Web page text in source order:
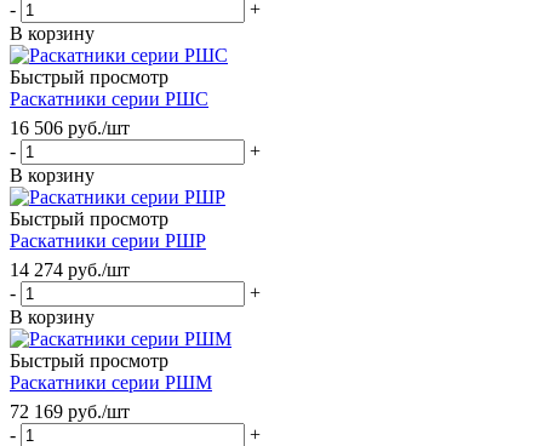
-
+
В корзину
Быстрый просмотр
Раскатники серии РШС
16 506 руб./шт
-
+
В корзину
Быстрый просмотр
Раскатники серии РШР
14 274 руб./шт
-
+
В корзину
Быстрый просмотр
Раскатники серии РШМ
72 169 руб./шт
-
+